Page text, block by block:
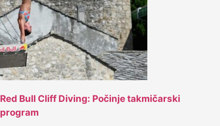
Red Bull Cliff Diving: Počinje takmičarski
program